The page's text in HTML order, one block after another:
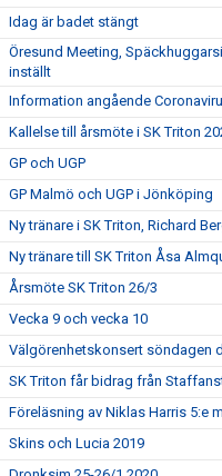
Idag är badet stängt
Öresund Meeting,
inställt
Information angående
Kallelse till årsmöte i SK Triton
GP och UGP
GP Malmö och UGP i Jönköping
Ny tränare i SK Triton, Richard
Ny tränare till SK Triton Åsa
Årsmöte SK Triton 26/3
Vecka 9 och vecka 10
Välgörenhetskonsert söndagen
SK Triton får bidrag från
Föreläsning av Niklas Harris 5:e
Skins och Lucia 2019